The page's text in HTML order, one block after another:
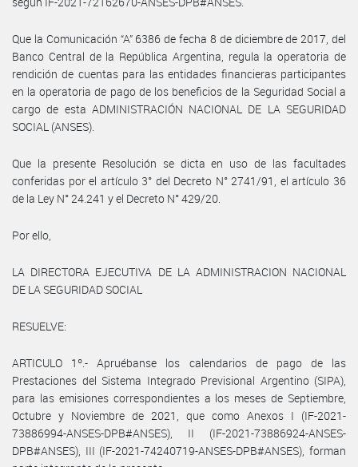
Que la Comunicación “A” 6386 de fecha 8 de diciembre de 2017, del
Banco Central de la República Argentina, regula la operatoria de
rendición de cuentas para las entidades financieras participantes
en la operatoria de pago de los beneficios de la Seguridad Social a
cargo de esta ADMINISTRACIÓN NACIONAL DE LA SEGURIDAD
SOCIAL (ANSES).
Que la presente Resolución se dicta en uso de las facultades
conferidas por el artículo 3° del Decreto N° 2741/91, el artículo 36
de la Ley N° 24.241 y el Decreto N° 429/20.
Por ello,
LA DIRECTORA EJECUTIVA DE LA ADMINISTRACION NACIONAL
DE LA SEGURIDAD SOCIAL
RESUELVE:
ARTICULO 1º.- Apruébanse los calendarios de pago de las
Prestaciones del Sistema Integrado Previsional Argentino (SIPA),
para las emisiones correspondientes a los meses de Septiembre,
Octubre y Noviembre de 2021, que como Anexos I (IF-2021-
73886994-ANSES-DPB#ANSES), II (IF-2021-73886924-ANSES-
DPB#ANSES), III (IF-2021-74240719-ANSES-DPB#ANSES), forman